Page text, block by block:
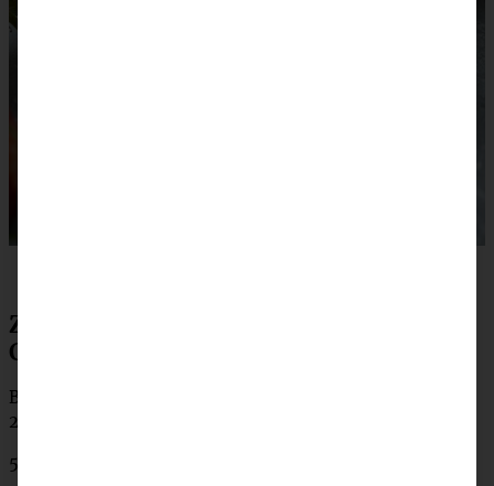
Zutaten No-bake Strawberry-
Cheesecake mit OREO-Boden
Boden:
200 g Oreos
50 g gemahlene Mandeln